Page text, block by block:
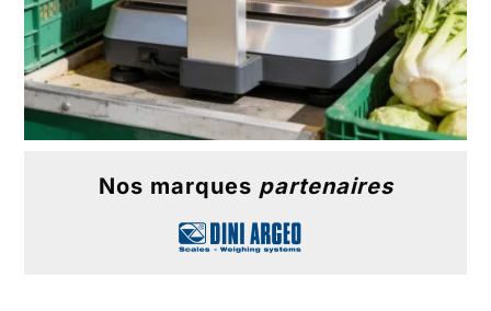
Nos marques partenaires